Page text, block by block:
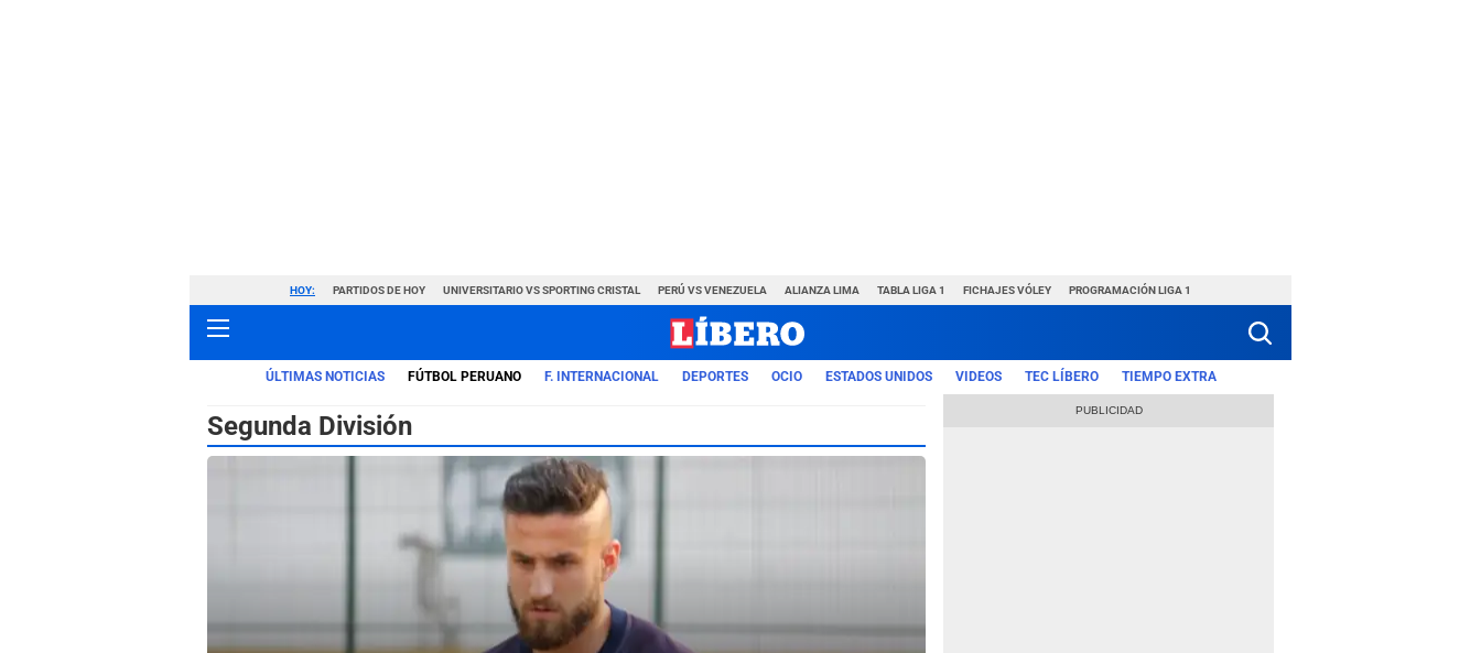
HOY: PARTIDOS DE HOY UNIVERSITARIO VS SPORTING CRISTAL PERÚ VS VENEZUELA ALIANZA LIMA TABLA LIGA 1 FICHAJES VÓLEY PROGRAMACIÓN LIGA 1
ÚLTIMAS NOTICIAS FÚTBOL PERUANO F. INTERNACIONAL DEPORTES OCIO ESTADOS UNIDOS VIDEOS TEC LÍBERO TIEMPO EXTRA
Segunda División